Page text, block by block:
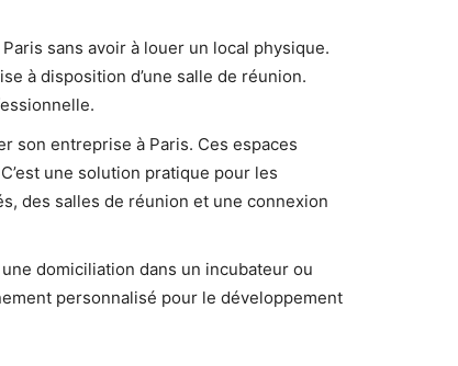
sans avoir à louer un local physique.
à disposition d’une salle de réunion.
son entreprise à Paris. Ces espaces
une solution pratique pour les
des salles de réunion et une connexion
domiciliation dans un incubateur ou
personnalisé pour le développement